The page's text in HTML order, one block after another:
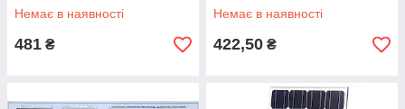
Немає в наявності
481 ₴
Немає в наявності
422,50 ₴